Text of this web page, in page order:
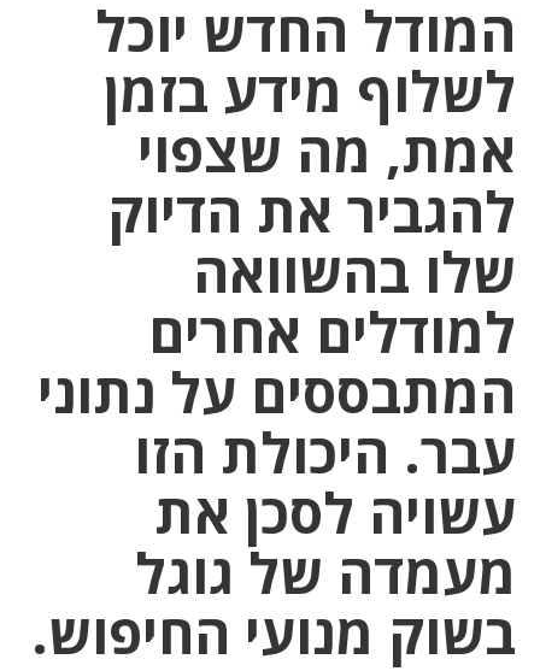
המודל החדש יוכל
לשלוף מידע בזמן
אמת, מה שצפוי
להגביר את הדיוק
שלו בהשוואה
למודלים אחרים
המתבססים על נתוני
עבר. היכולת הזו
עשויה לסכן את
מעמדה של גוגל
בשוק מנועי החיפוש.